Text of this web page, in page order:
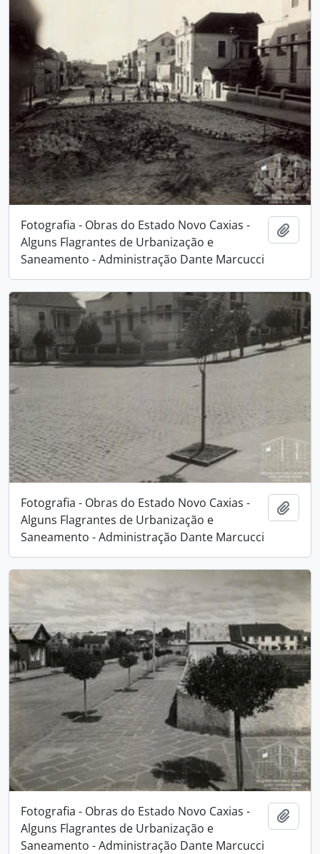
Fotografia - Obras do Estado Novo Caxias -
Alguns Flagrantes de Urbanização e
Saneamento - Administração Dante Marcucci
Fotografia - Obras do Estado Novo Caxias -
Alguns Flagrantes de Urbanização e
Saneamento - Administração Dante Marcucci
Fotografia - Obras do Estado Novo Caxias -
Alguns Flagrantes de Urbanização e
Saneamento - Administração Dante Marcucci